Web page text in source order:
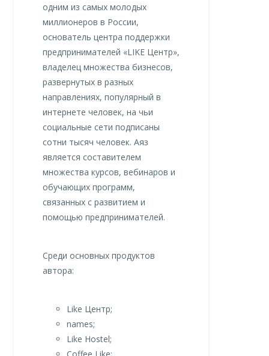
одним из самых молодых
миллионеров в России,
основатель центра поддержки
предпринимателей «LIKE Центр»,
владелец множества бизнесов,
развернутых в разных
направлениях, популярный в
интернете человек, на чьи
социальные сети подписаны
сотни тысяч человек. Аяз
является составителем
множества курсов, вебинаров и
обучающих программ,
связанных с развитием и
помощью предпринимателей.
Среди основных продуктов
автора:
Like Центр;
names;
Like Hostel;
Coffee Like;